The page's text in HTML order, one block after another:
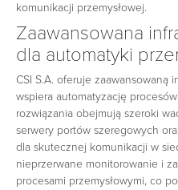
komunikacji przemysłowej.
Zaawansowana
dla automatyki
CSI S.A. oferuje zaawansowaną
wspiera automatyzację
rozwiązania obejmują szeroki
serwery portów szeregowych
dla skutecznej komunikacji w
nieprzerwane monitorowanie i
procesami przemysłowymi, co